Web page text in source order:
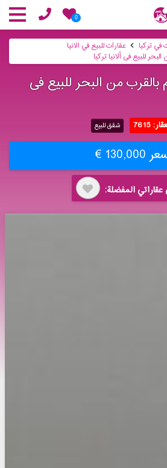
0
في تركيا
عقارات للبيع في الانيا
للبیع فی ألانیا تركیا
من البحر للبیع فی
7615 شقق للبيع
€
المفضلة: